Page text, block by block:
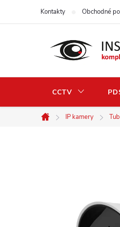
Kontakty Obchodné
CCTV
Domov
IP kamery